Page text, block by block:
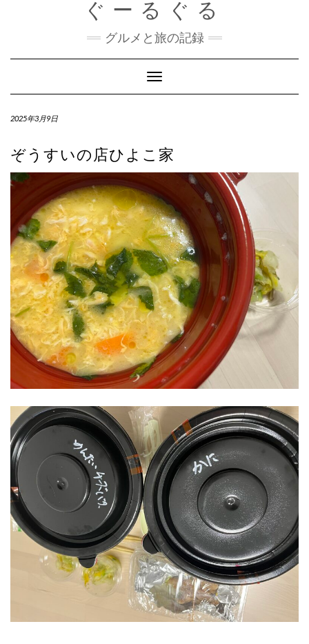
ぐーるぐる
グルメと旅の記録
Toggle
Navigation
2025年3月9日
ぞうすいの店ひよこ家